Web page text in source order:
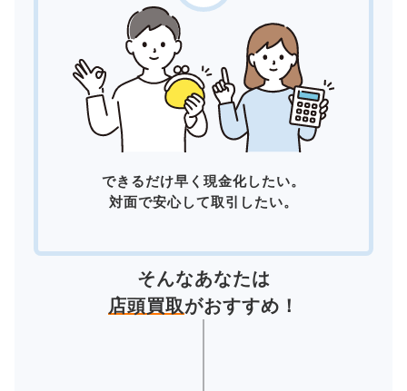
できるだけ早く現金化したい。
対面で安心して取引したい。
そんなあなたは
店頭買取がおすすめ！